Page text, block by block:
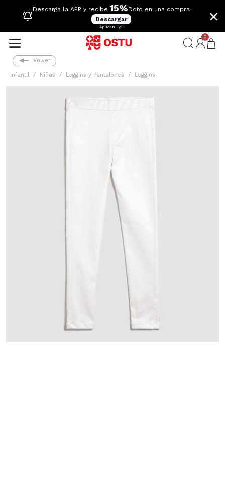
Descarga la APP y recibe 15%Dcto en una compra
Descargar
Aplican TyC
×
0
Volver
Infantil Niñas Leggins y Pantalones Leggins